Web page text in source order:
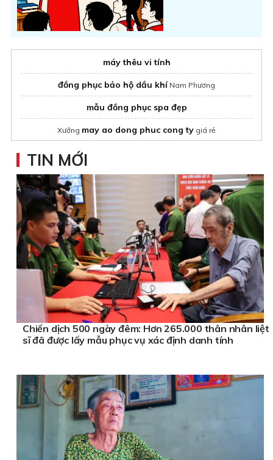
máy thêu vi tính
đồng phục bảo hộ dầu khí Nam Phương
mẫu đồng phục spa đẹp
Xưởng may ao dong phuc cong ty giá rẻ
Mẫu áo polo đồng phục lớp hoopsterbền đẹp
Mayáo khoác đồng phục học sinh​uy tín
Áo điều hoà giá rẻ
www.dongphucsaigon.vn/dong-phuc-hop-lop
TIN MỚI
Chiến dịch 500 ngày đêm: Hơn 265.000 thân nhân liệt
sĩ đã được lấy mẫu phục vụ xác định danh tính